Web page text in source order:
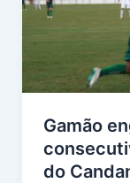
Gamão
do